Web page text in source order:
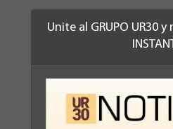
Unite al GRUPO UR30 y